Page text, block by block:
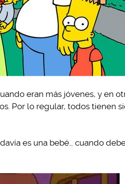
eran más jóvenes, y en
Por lo regular, todos tienen
es una bebé… cuando